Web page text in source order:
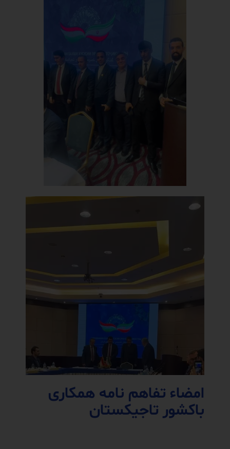
امضاء تفاهم نامه همکاری
باکشور تاجیکستان